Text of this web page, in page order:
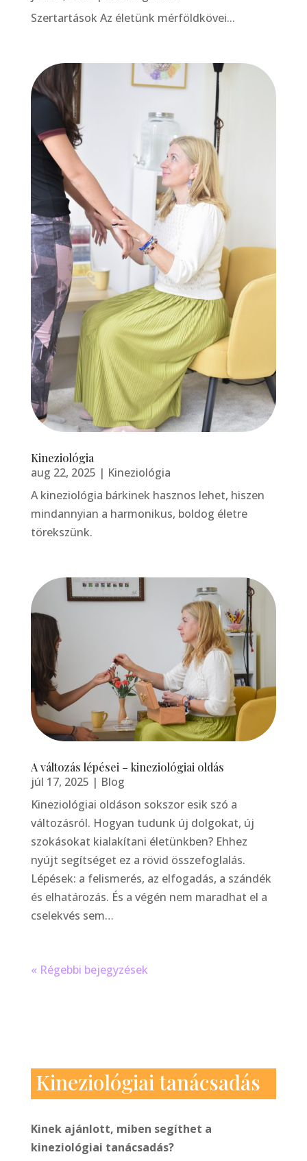
Szertartások Az életünk mérföldkövei...
Kineziológia
aug 22, 2025 | Kineziológia
A kineziológia bárkinek hasznos lehet, hiszen
mindannyian a harmonikus, boldog életre
törekszünk.
A változás lépései – kineziológiai oldás
júl 17, 2025 | Blog
Kineziológiai oldáson sokszor esik szó a
változásról. Hogyan tudunk új dolgokat, új
szokásokat kialakítani életünkben? Ehhez
nyújt segítséget ez a rövid összefoglalás.
Lépések: a felismerés, az elfogadás, a szándék
és elhatározás. És a végén nem maradhat el a
cselekvés sem…
« Régebbi bejegyzések
Kineziológiai tanácsadás
Kinek ajánlott, miben segíthet a
kineziológiai tanácsadás?